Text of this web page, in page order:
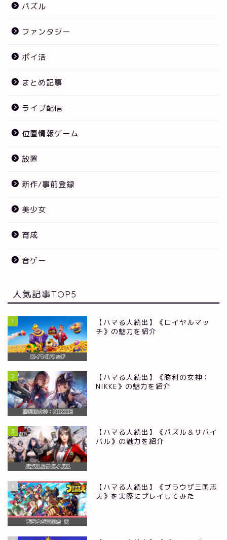
パズル
ファンタジー
ポイ活
まとめ記事
ライブ配信
位置情報ゲーム
放置
新作/事前登録
美少女
育成
音ゲー
人気記事TOP5
1
【ハマる人続出】《ロイヤルマッ
チ》の魅力を紹介
2
【ハマる人続出】《勝利の女神：
NIKKE》の魅力を紹介
3
【ハマる人続出】《パズル＆サバイ
バル》の魅力を紹介
4
【ハマる人続出】《ブラウザ三国志
天》を実際にプレイしてみた
ストラテジー